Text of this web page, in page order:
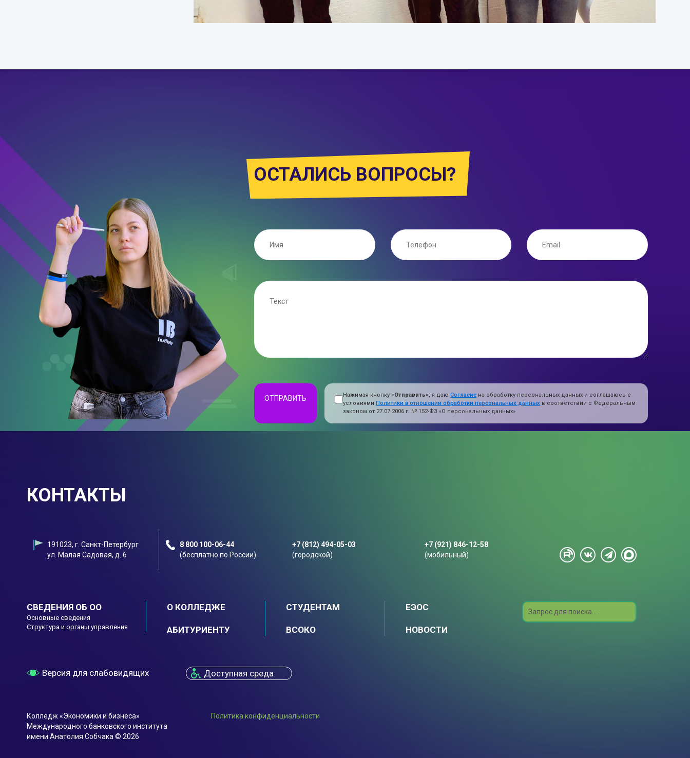
ОСТАЛИСЬ ВОПРОСЫ?
ОТПРАВИТЬ Нажимая кнопку«Отправить», я даюСогласие на обработку персональных данных и соглашаюсь с
условиямиПолитики в отношении обработки персональных данных в соответствии с Федеральным
законом от 27.07.2006 г. № 152-ФЗ «О персональных данных»
КОНТАКТЫ
191023, г. Санкт-Петербург
ул. Малая Садовая, д. 6
8 800 100-06-44
(бесплатно по России)
+7 (812) 494-05-03
(городской)
+7 (921) 846-12-58
(мобильный)
СВЕДЕНИЯ ОБ ОО
Основные сведения
Структура и органы управления
О КОЛЛЕДЖЕ
АБИТУРИЕНТУ
СТУДЕНТАМ
ВСОКО
ЕЭОС
НОВОСТИ
Search
Версия для слабовидящих Доступная среда
Колледж «Экономики и бизнеса»
Международного банковского института
имени Анатолия Собчака © 2026
Политика конфиденциальности